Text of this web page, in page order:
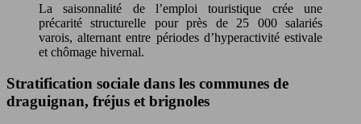
La saisonnalité de l’emploi touristique crée une
précarité structurelle pour près de 25 000 salariés
varois, alternant entre périodes d’hyperactivité estivale
et chômage hivernal.
Stratification sociale dans les communes de
draguignan, fréjus et brignoles